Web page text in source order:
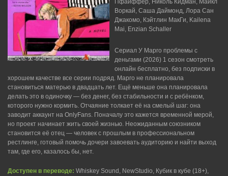
Пфайффер, Николь Кидман, Майкл
Воркай, Саша Даймонд, Лора Сан
Джакомо, Кэйтлин МакГи, Kailena
Mai, Enzian Schaller
Сериал У Марго проблемы с
деньгами (2026) 1 сезон смотреть
онлайн бесплатно, без подписки в
хорошем качестве все серии подряд. Марго не планировала
становиться матерью в двадцать лет. Ещё меньше она планировала
делать это в одиночку — без денег, без стабильности и с ребёнком,
которого нужно кормить. Отчаяние толкает её на смелый шаг: она
заводит аккаунт на OnlyFans. Поначалу это кажется временной мерой,
но проект начинает жить своей жизнью. Неожиданным союзником
становится её отец — человек с прошлым в профессиональном
рестлинге, готовый помочь дочери завоевать аудиторию и найти выход
там, где его, казалось бы, нет.
Доступен в переводе: Whiskey Sound, NewStudio, Кубик в кубе (18+),